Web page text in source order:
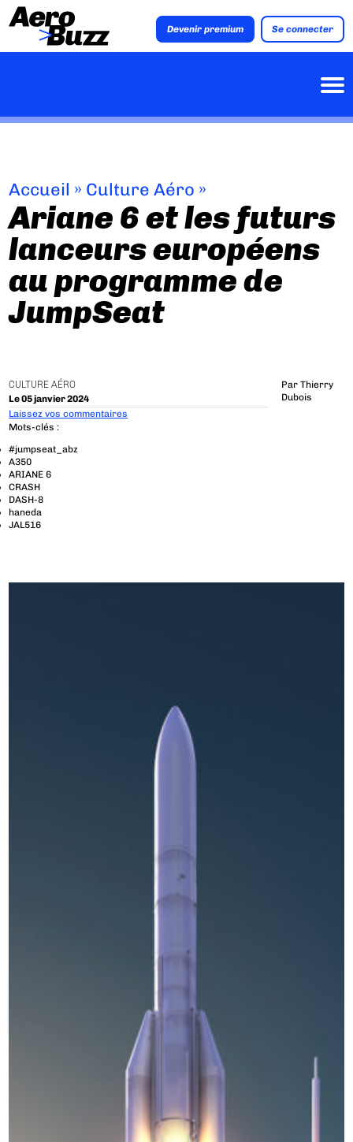
Devenir premium Se connecter
Accueil » Culture Aéro »
Ariane 6 et les futurs
lanceurs européens
au programme de
JumpSeat
CULTURE AÉRO
Le 05 janvier 2024
Par Thierry
Dubois
Laissez vos commentaires
Mots-clés :
#jumpseat_abz
A350
ARIANE 6
CRASH
DASH-8
haneda
JAL516